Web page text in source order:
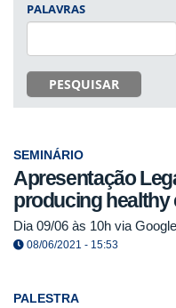
PALAVRAS
PESQUISAR
SEMINÁRIO
Apresentação
producing
Dia 09/06 às 10h via
08/06/2021 - 15:53
PALESTRA